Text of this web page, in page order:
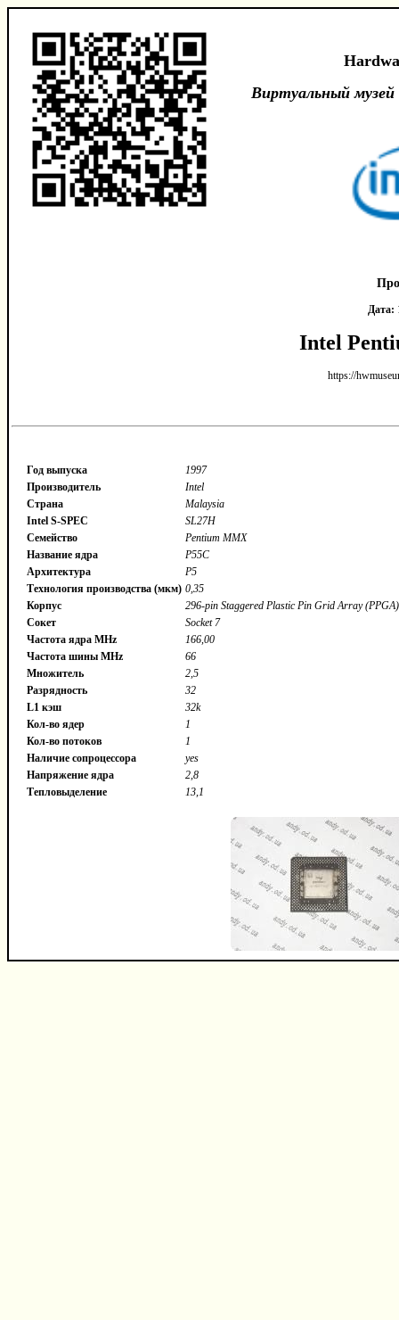
Виртуальный
Дата:
Intel
https://
Год выпуска
1997
Производитель
Intel
Страна
Malaysia
Intel S-SPEC
SL27H
Семейство
Pentium MMX
Название ядра
P55C
Архитектура
P5
Технология производства (мкм) 0,35
Корпус
296-pin Staggered Plastic Pin Grid Array (PPGA)
Сокет
Socket 7
Частота ядра MHz
166,00
Частота шины MHz
66
Множитель
2,5
Разрядность
32
L1 кэш
32k
Кол-во ядер
1
Кол-во потоков
1
Наличие сопроцессора
yes
Напряжение ядра
2,8
Тепловыделение
13,1